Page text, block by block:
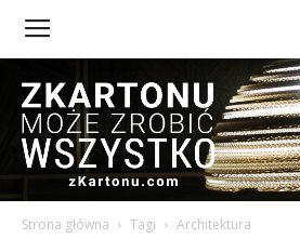
Strona główna Tagi Architektura